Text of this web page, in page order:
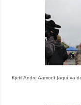
Kjetil Andre Aamodt (aquí va